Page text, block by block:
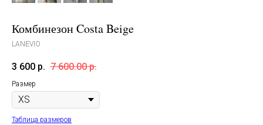
Комбинезон Costa Beige
LANEVIO
3 600 р. 7 600.00 р.
Размер
Таблица размеров